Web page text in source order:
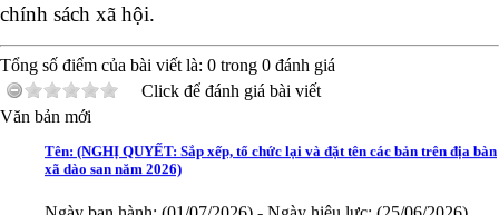
chính sách xã hội.
Tổng số điểm của bài viết là: 0 trong 0 đánh giá
Click để đánh giá bài viết
Văn bản mới
Số:
23/NQ - HĐND
Tên:(NGHỊ QUYẾT: Sắp xếp, tổ chức lại và đặt tên các bản trên địa bàn
xã dào san năm 2026)
Ngày ban hành: (01/07/2026) -Ngày hiệu lực: (25/06/2026)
Số:Số: 09/QĐ-UBND